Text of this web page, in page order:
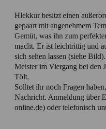
Hlekkur besitzt einen
gepaart mit angenehmem
Gemüt, was ihn zum
macht. Er ist leichtrittig und
sich sehen lassen (siehe
Meister im Viergang bei den
Tölt.
Solltet ihr noch Fragen
Nachricht. Anmeldung über
online.de) oder telefonisch